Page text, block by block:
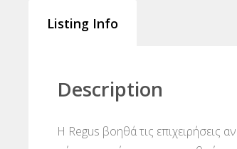
Listing Info
Description
Η Regus βοηθά τις επιχειρήσεις